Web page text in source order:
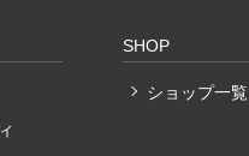
SHOP
ショップ一覧